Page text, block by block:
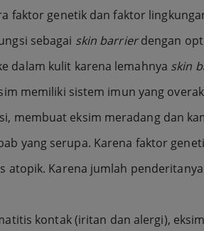
faktor genetik dan faktor
sebagai skin barrierdengan
dalam kulit karena lemahnya skin
memiliki sistem imun yang
membuat eksim meradang dan
yang serupa. Karena faktor
Karena jumlah
kontak (iritan dan alergi),